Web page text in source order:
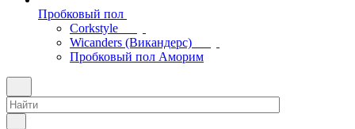
Пробковый пол
Corkstyle
Wicanders (Викандерс)
Пробковый пол Аморим